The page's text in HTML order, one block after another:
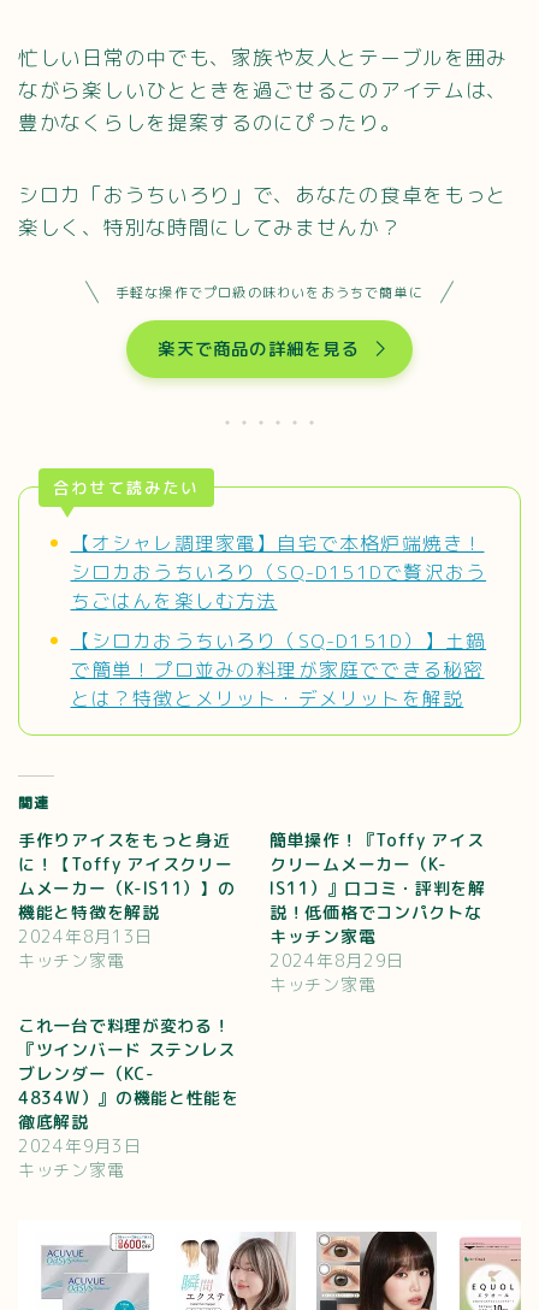
忙しい日常の中でも、家族や友人とテーブルを囲み
ながら楽しいひとときを過ごせるこのアイテムは、
豊かなくらしを提案するのにぴったり。
シロカ「おうちいろり」で、あなたの食卓をもっと
楽しく、特別な時間にしてみませんか？
手軽な操作でプロ級の味わいをおうちで簡単に
楽天で商品の詳細を見る
合わせて読みたい
【オシャレ調理家電】自宅で本格炉端焼き！
シロカおうちいろり（SQ-D151Dで贅沢おう
ちごはんを楽しむ方法
【シロカおうちいろり（SQ-D151D）】土鍋
で簡単！プロ並みの料理が家庭でできる秘密
とは？特徴とメリット・デメリットを解説
関連
手作りアイスをもっと身近
に！【Toffy アイスクリー
ムメーカー（K-IS11）】の
機能と特徴を解説
2024年8月13日
キッチン家電
簡単操作！『Toffy アイス
クリームメーカー（K-
IS11）』口コミ・評判を解
説！低価格でコンパクトな
キッチン家電
2024年8月29日
キッチン家電
これ一台で料理が変わる！
『ツインバード ステンレス
ブレンダー（KC-
4834W）』の機能と性能を
徹底解説
2024年9月3日
キッチン家電